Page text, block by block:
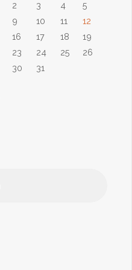
2 3 4
5
9 10 11
12
16 17 18
19
23 24 25
26
30 31